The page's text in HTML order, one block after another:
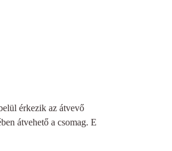
érkezik az átvevő
átvehető a csomag. E